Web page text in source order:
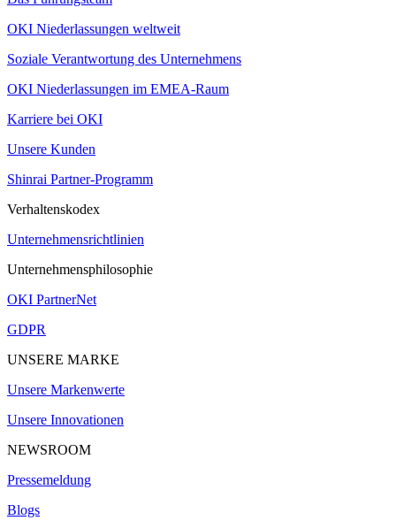
OKI Niederlassungen weltweit
Soziale Verantwortung des Unternehmens
OKI Niederlassungen im EMEA-Raum
Karriere bei OKI
Unsere Kunden
Shinrai Partner-Programm
Verhaltenskodex
Unternehmensrichtlinien
Unternehmensphilosophie
OKI PartnerNet
GDPR
UNSERE MARKE
Unsere Markenwerte
Unsere Innovationen
NEWSROOM
Pressemeldung
Blogs